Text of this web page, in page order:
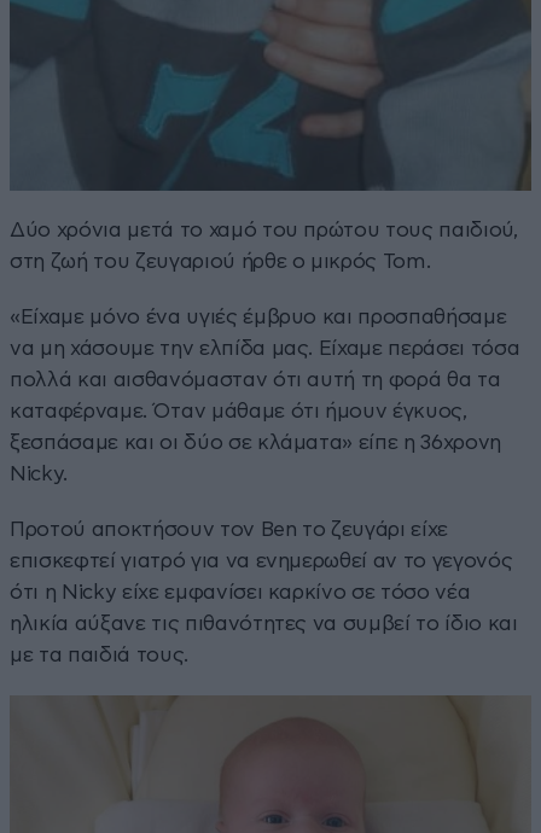
Δύο χρόνια μετά το χαμό του πρώτου τους παιδιού,
στη ζωή του ζευγαριού ήρθε ο μικρός Tom.
«Είχαμε μόνο ένα υγιές έμβρυο και προσπαθήσαμε
να μη χάσουμε την ελπίδα μας. Είχαμε περάσει τόσα
πολλά και αισθανόμασταν ότι αυτή τη φορά θα τα
καταφέρναμε. Όταν μάθαμε ότι ήμουν έγκυος,
ξεσπάσαμε και οι δύο σε κλάματα» είπε η 36χρονη
Nicky.
Προτού αποκτήσουν τον Ben το ζευγάρι είχε
επισκεφτεί γιατρό για να ενημερωθεί αν το γεγονός
ότι η Nicky είχε εμφανίσει καρκίνο σε τόσο νέα
ηλικία αύξανε τις πιθανότητες να συμβεί το ίδιο και
με τα παιδιά τους.